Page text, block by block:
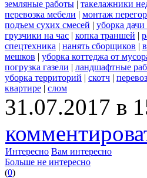
земляные работы | такелажники
перевозка мебели | монтаж
подъем сухих смесей | уборка
грузчики на час | копка траншей |
спецтехника | нанять сборщиков |
мешков | уборка коттеджа от
погрузка газели | ландшафтные
уборка территорий | скотч |
квартире | слом
31.07.2017 в
Интересно Вам интересно
Больше не интересно
(0)